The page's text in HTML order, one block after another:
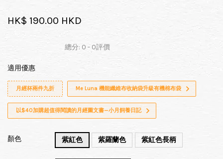
HK$ 190.00 HKD
總分: 0 - 0評價
適用優惠
月經杯兩件九折 Me Luna 機能纖維布收納袋升級有機棉布袋
以$40加購超值得閱讀的月經圖文書—小月飼養日記
顏色 紫紅色 紫羅蘭色 紫紅色長柄